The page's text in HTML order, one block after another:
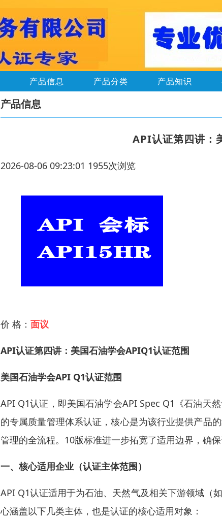
产品信息 产品分类 产品知识
产品信息
API认证第四讲：
2026-08-06 09:23:01 1955次浏览
价 格： 面议
API认证第四讲： 美国石油学会APIQ1认证范围
美国石油学会API Q1认证范围
API Q1认证，即美国石油学会API Spec Q1《石油天
的专属质量管理体系认证，核心是为该行业提供产品
管理的全流程。10版标准进一步拓宽了适用边界，确
一、核心适用企业（认证主体范围）
API Q1认证适用于为石油、天然气及相关下游领域（
心涵盖以下几类主体，也是认证的核心适用对象：